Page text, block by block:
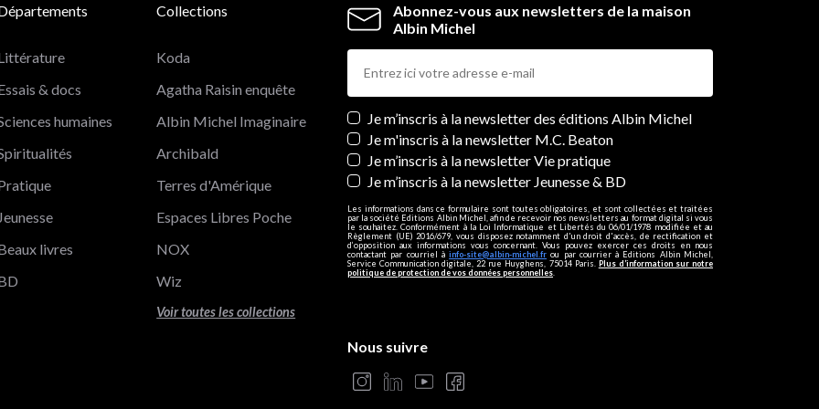
Abonnez-vous aux newsletters de la maison
Albin Michel
Newsletters
Je m’inscris à la newsletter des éditions Albin Michel
Je m'inscris à la newsletter M.C. Beaton
Je m’inscris à la newsletter Vie pratique
Je m’inscris à la newsletter Jeunesse & BD
Les informations dans ce formulaire sont toutes obligatoires, et sont collectées et traitées
par la société Editions Albin Michel, afin de recevoir nos newsletters au format digital si vous
le souhaitez. Conformément à la Loi Informatique et Libertés du 06/01/1978 modifiée et au
Règlement (UE) 2016/679, vous disposez notamment d'un droit d'accès, de rectification et
d’opposition aux informations vous concernant. Vous pouvez exercer ces droits en nous
contactant par courriel àinfo-site@albin-michel.fr ou par courrier à Editions Albin Michel,
Service Communication digitale, 22 rue Huyghens, 75014 Paris. Plus d’information sur notre
politique de protection de vos données personnelles
& docs
humaines
Jeunesse
livres
Collections
Koda
Agatha Raisin enquête
Albin Michel Imaginaire
Archibald
Terres d'Amérique
Espaces Libres Poche
NOX
Wiz
Voir toutes les collections
Nous suivre